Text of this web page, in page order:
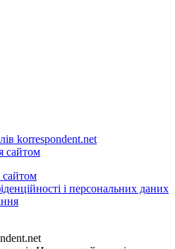
korrespondent.net
сайтом
сайтом
і персональних даних